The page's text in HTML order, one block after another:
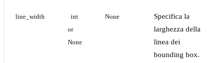
line_width
int
or
None
None
Specifica la
larghezza della
linea dei
bounding box.